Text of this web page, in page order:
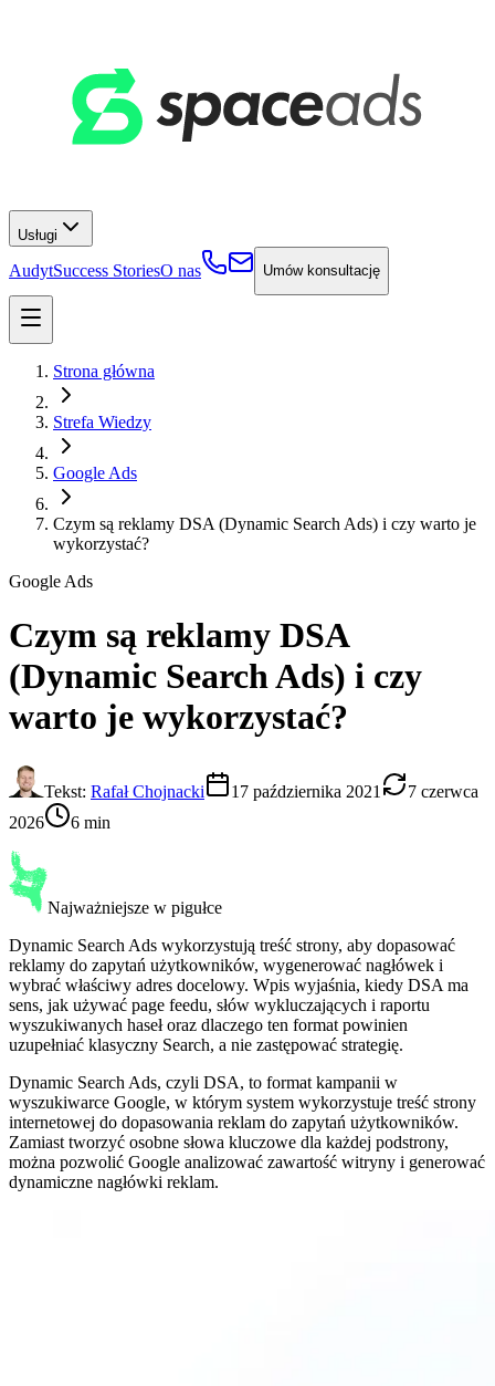
Usługi
AudytSuccess StoriesO nas Umów konsultację
Strona główna
Strefa Wiedzy
Google Ads
Czym są reklamy DSA (Dynamic Search Ads) i czy warto je
wykorzystać?
Google Ads
Czym są reklamy DSA
(Dynamic Search Ads) i czy
warto je wykorzystać?
Tekst: Rafał Chojnacki 17 października 2021
7 czerwca
2026
6 min
Najważniejsze w pigułce
Dynamic Search Ads wykorzystują treść strony, aby dopasować
reklamy do zapytań użytkowników, wygenerować nagłówek i
wybrać właściwy adres docelowy. Wpis wyjaśnia, kiedy DSA ma
sens, jak używać page feedu, słów wykluczających i raportu
wyszukiwanych haseł oraz dlaczego ten format powinien
uzupełniać klasyczny Search, a nie zastępować strategię.
Dynamic Search Ads, czyli DSA, to format kampanii w
wyszukiwarce Google, w którym system wykorzystuje treść strony
internetowej do dopasowania reklam do zapytań użytkowników.
Zamiast tworzyć osobne słowa kluczowe dla każdej podstrony,
można pozwolić Google analizować zawartość witryny i generować
dynamiczne nagłówki reklam.